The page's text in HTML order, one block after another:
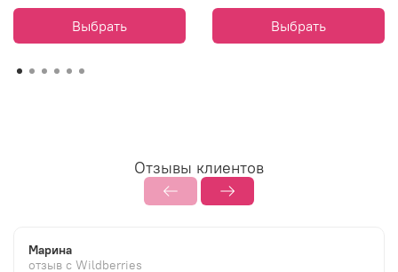
Выбрать Выбрать
Отзывы клиентов
Марина
отзыв с Wildberries